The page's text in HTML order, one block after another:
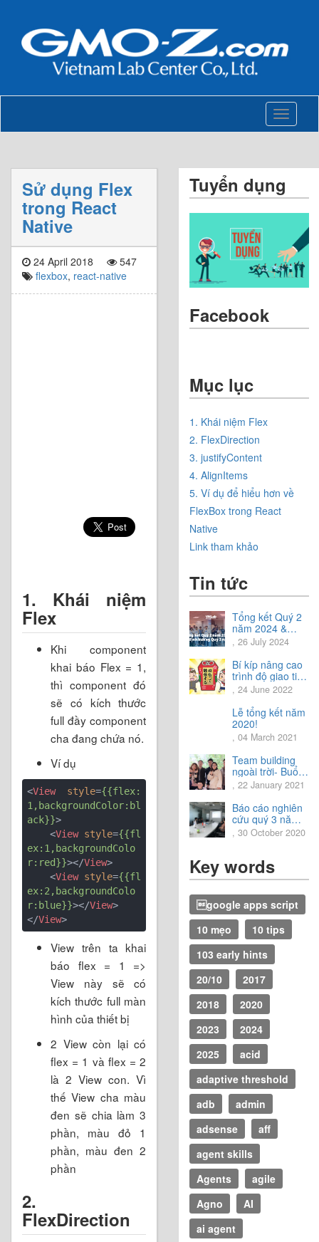
Toggle
Sử dụng Flex
trong React
Native
24 April 2018
547
flexbox, react-native
1. Khái niệm
Flex
Khi component
khai báo Flex = 1,
thì component đó
sẽ có kích thước
full đầy component
cha đang chứa nó.
Ví dụ
<View style={{flex:
1,backgroundColor:bl
ack}}>
<View style={{fl
ex:1,backgroundColo
r:red}}></View>
<View style={{fl
ex:2,backgroundColo
r:blue}}></View>
</View>
View trên ta khai
báo flex = 1 =>
View này sẽ có
kích thước full màn
hình của thiết bị
2 View còn lại có
flex = 1 và flex = 2
là 2 View con. Vì
thế View cha màu
đen sẽ chia làm 3
phần, màu đỏ 1
phần, màu đen 2
phần
2.
FlexDirection
Tuyển dụng
Facebook
Mục lục
1. Khái niệm Flex
2. FlexDirection
3. justifyContent
4. AlignItems
5. Ví dụ để hiểu hơn về
FlexBox trong React
Native
Link tham khảo
Tin tức
Tổng kết Quý 2
năm 2024 &
Chia sẻ định
hướng Quý 3
năm 2024
, 26 July 2024
Bí kíp nâng cao
trình độ giao tiếp
tiếng Nhật.
, 24 June 2022
Lễ tổng kết năm
2020!
, 04 March 2021
Team building
ngoài trời- Buổi
trải nghiệm tuyệt
vời.
, 22 January 2021
Báo cáo nghiên
cứu quý 3 năm
2020
, 30 October 2020
Key words
google apps script
10 mẹo
10 tips
103 early hints
20/10
2017
2018
2020
2023
2024
2025
acid
adaptive threshold
adb
admin
adsense
aff
agent skills
Agents
agile
Agno
AI
ai agent